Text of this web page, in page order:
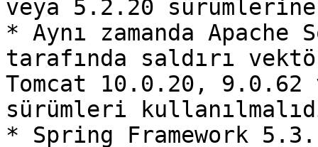
veya 5.2.20
* Aynı zamanda Apache
tarafında saldırı
Tomcat 10.0.20, 9.0.62
sürümleri
* Spring Framework